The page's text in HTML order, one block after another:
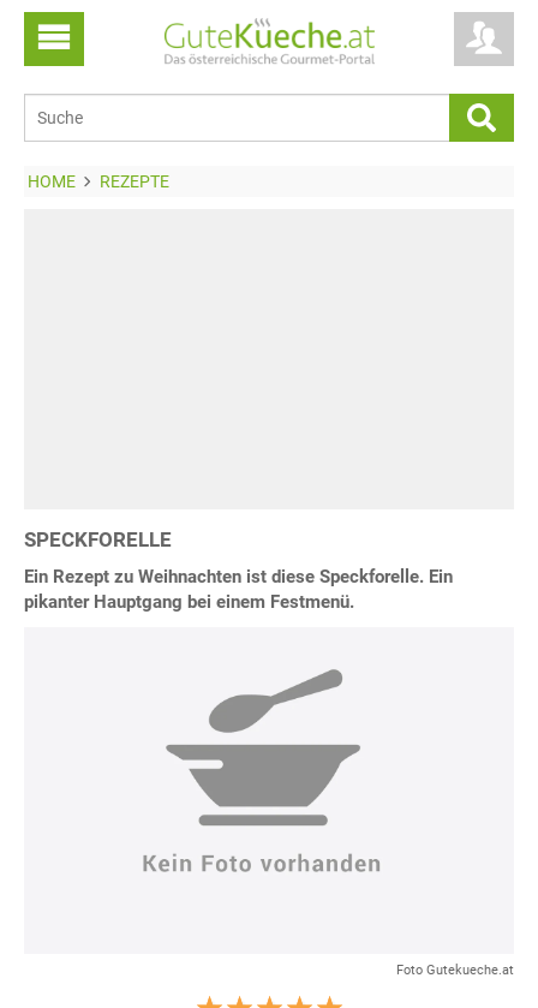
HOME REZEPTE
SPECKFORELLE
Ein Rezept zu Weihnachten ist diese Speckforelle. Ein
pikanter Hauptgang bei einem Festmenü.
Foto Gutekueche.at